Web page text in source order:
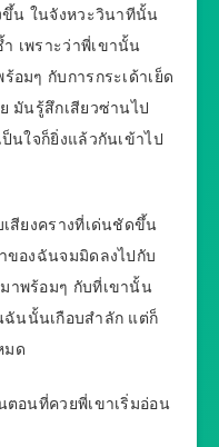
ขึ้น ในจังหวะวินาทีนั้น
เพราะว่าพี่เขานั้น
มๆ กับการกระเด้าเย็ด
มันรู้สึกเสียวซ่านไป
นใจก็ยิ่งแล้วกันเข้าไป
สียงครางที่เด่นชัดขึ้น
ของฉันจมมิดลงไปกับ
าพร้อมๆ กับที่เขานั้น
นนั้นเกือบสำลัก แต่ก็
มด
อนที่ควยพี่เขาเริ่มอ่อน